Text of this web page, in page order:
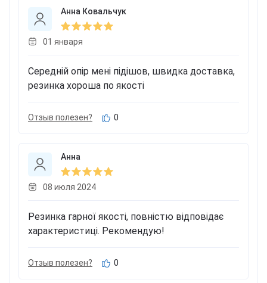
Анна Ковальчук
01 января
Середній опір мені підішов, швидка доставка,
резинка хороша по якості
Отзыв полезен? 0
Анна
08 июля 2024
Резинка гарної якості, повністю відповідає
характеристиці. Рекомендую!
Отзыв полезен? 0